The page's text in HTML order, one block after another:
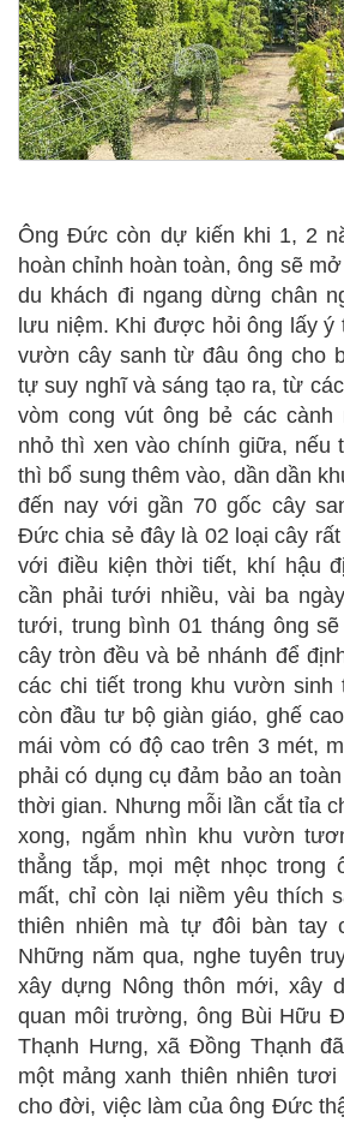
Ông Đức còn dự kiến khi 1, 2
hoàn chỉnh hoàn toàn, ông sẽ
du khách đi ngang dừng chân
lưu niệm. Khi được hỏi ông lấy
vườn cây sanh từ đâu ông cho
tự suy nghĩ và sáng tạo ra, từ
vòm cong vút ông bẻ các cành
nhỏ thì xen vào chính giữa, nếu
thì bổ sung thêm vào, dần dần
đến nay với gần 70 gốc cây
Đức chia sẻ đây là 02 loại cây
với điều kiện thời tiết, khí hậu
cần phải tưới nhiều, vài ba
tưới, trung bình 01 tháng ông
cây tròn đều và bẻ nhánh để
các chi tiết trong khu vườn sinh
còn đầu tư bộ giàn giáo, ghế
mái vòm có độ cao trên 3 mét,
phải có dụng cụ đảm bảo an
thời gian. Nhưng mỗi lần cắt tỉa
xong, ngắm nhìn khu vườn
thẳng tắp, mọi mệt nhọc trong
mất, chỉ còn lại niềm yêu thích
thiên nhiên mà tự đôi bàn tay
Những năm qua, nghe tuyên
xây dựng Nông thôn mới, xây
quan môi trường, ông Bùi Hữu
Thạnh Hưng, xã Đồng Thạnh
một mảng xanh thiên nhiên
cho đời, việc làm của ông Đức